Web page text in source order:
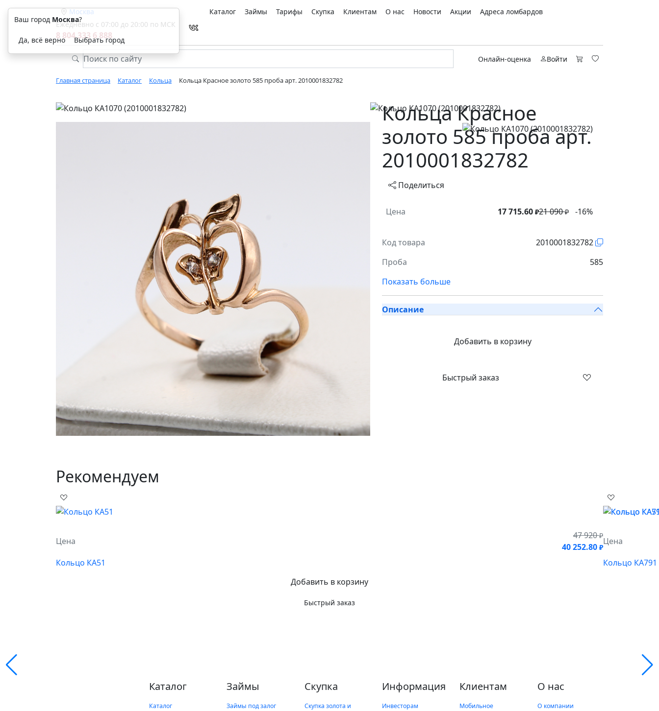
Москва Каталог Займы Тарифы Скупка Клиентам О нас Новости Акции
Адреса ломбардов
Ежедневно с 07:00 до 20:00 по МСК
8 804 333 6 888
Онлайн-оценка Войти
Главная страница Каталог Кольца Кольца Красное золото 585 проба арт. 2010001832782
Кольца Красное
золото 585 проба арт.
2010001832782
Поделиться
Цена 17 715.60 ₽21 090₽ -16%
Код товара
2010001832782
Проба
585
Показать больше
Описание
Добавить в корзину
Быстрый заказ
Рекомендуем
Цена
47 920₽
40 252.80 ₽
Кольцо КА51
Добавить в корзину
Быстрый заказ
Цена
Кольцо КА791
Каталог
Каталог
Займы
Займы под залог
Скупка
Скупка золота и
Информация
Инвесторам
Клиентам
Мобильное
О нас
О компании
Ваш город Москва?
Да, всё верно Выбрать город